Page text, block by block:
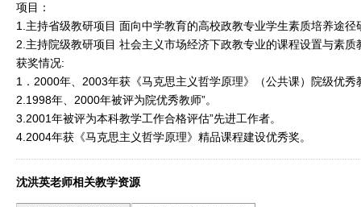
项目：
1.主持省级教研项目 面向中学教育的高校政教专业学生素质培养途径
2.主持院级教研项目 社会主义市场经济下政教专业的课程设置与素质
获奖情况:
1．2000年、2003年获《马克思主义哲学原理》（公共课）院级优秀
2.1998年、2000年被评为院优秀教师”。
3.2001年被评为本科教学工作合格评估”先进工作者。
4.2004年获《马克思主义哲学原理》精品课程建设优秀奖。
沈洪英老师相关教学资源